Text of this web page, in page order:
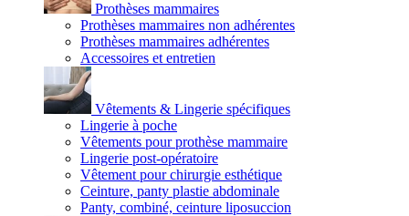
Prothèses mammaires
Prothèses mammaires non adhérentes
Prothèses mammaires adhérentes
Accessoires et entretien
Vêtements & Lingerie spécifiques
Lingerie à poche
Vêtements pour prothèse mammaire
Lingerie post-opératoire
Vêtement pour chirurgie esthétique
Ceinture, panty plastie abdominale
Panty, combiné, ceinture liposuccion